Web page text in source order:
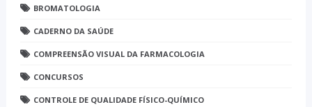
BROMATOLOGIA
CADERNO DA SAÚDE
COMPREENSÃO VISUAL DA FARMACOLOGIA
CONCURSOS
CONTROLE DE QUALIDADE FÍSICO-QUÍMICO